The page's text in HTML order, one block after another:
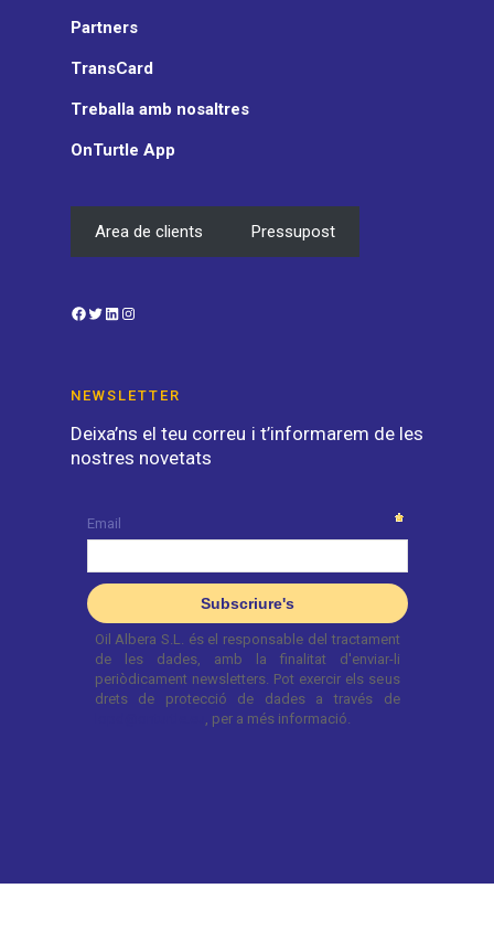
Partners
TransCard
Treballa amb nosaltres
OnTurtle App
Area de clients Pressupost
Facebook
TwitterLinkedIn
NEWSLETTER
Deixa’ns el teu correu i t’informarem de les
nostres novetats